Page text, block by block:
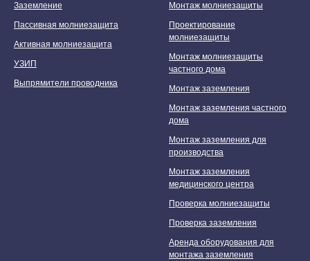
Заземление
Пассивная молниезащита
Активная молниезащита
УЗИП
Выпрямители проводника
Монтаж молниезащиты
Проектирование
молниезащиты
Монтаж молниезащиты
частного дома
Монтаж заземления
Монтаж заземления частного
дома
Монтаж заземления для
производства
Монтаж заземления
медицинского центра
Проверка молниезащиты
Проверка заземления
Аренда оборудования для
монтажа заземления